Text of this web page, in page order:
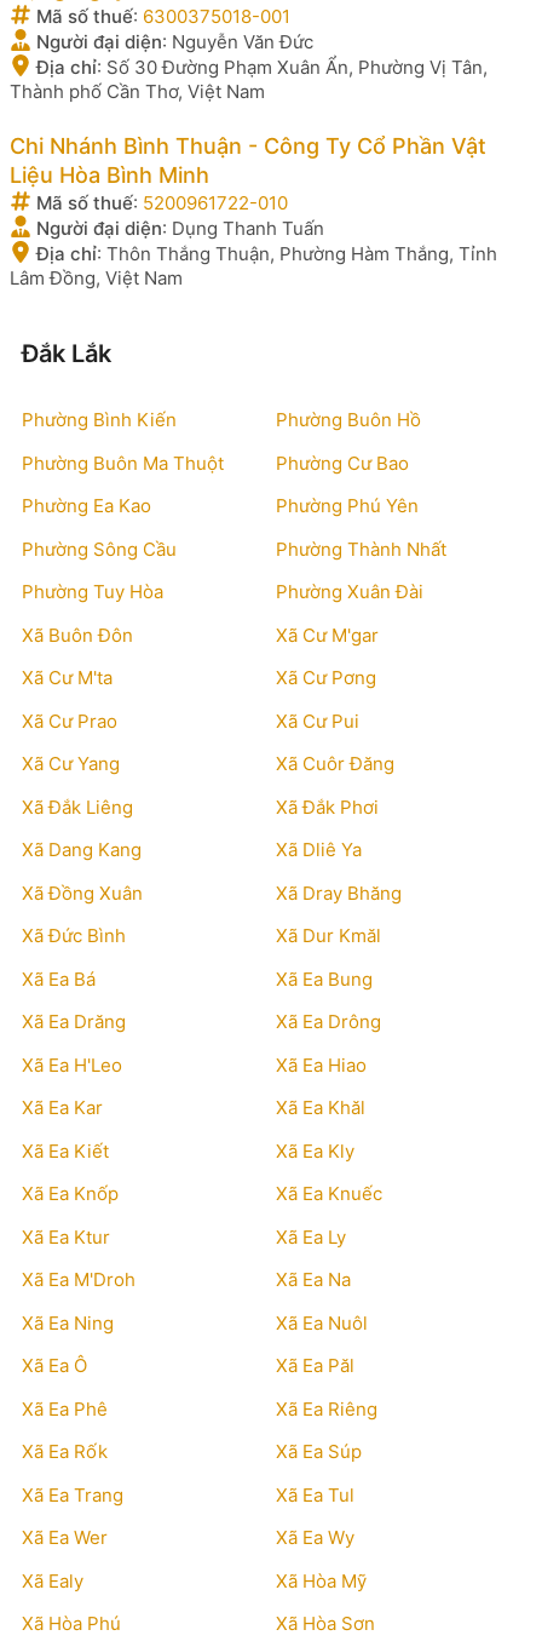
Mã số thuế: 6300375018-001
Người đại diện: Nguyễn Văn Đức
Địa chỉ: Số 30 Đường Phạm Xuân Ẩn, Phường Vị Tân,
Thành phố Cần Thơ, Việt Nam
Chi Nhánh Bình Thuận - Công Ty Cổ Phần Vật
Liệu Hòa Bình Minh
Mã số thuế: 5200961722-010
Người đại diện: Dụng Thanh Tuấn
Địa chỉ: Thôn Thắng Thuận, Phường Hàm Thắng, Tỉnh
Lâm Đồng, Việt Nam
Đắk Lắk
Phường Bình Kiến
Phường Buôn Hồ
Phường Buôn Ma Thuột
Phường Cư Bao
Phường Ea Kao
Phường Phú Yên
Phường Sông Cầu
Phường Thành Nhất
Phường Tuy Hòa
Phường Xuân Đài
Xã Buôn Đôn
Xã Cư M'gar
Xã Cư M'ta
Xã Cư Pơng
Xã Cư Prao
Xã Cư Pui
Xã Cư Yang
Xã Cuôr Đăng
Xã Đắk Liêng
Xã Đắk Phơi
Xã Dang Kang
Xã Dliê Ya
Xã Đồng Xuân
Xã Dray Bhăng
Xã Đức Bình
Xã Dur Kmăl
Xã Ea Bá
Xã Ea Bung
Xã Ea Drăng
Xã Ea Drông
Xã Ea H'Leo
Xã Ea Hiao
Xã Ea Kar
Xã Ea Khăl
Xã Ea Kiết
Xã Ea Kly
Xã Ea Knốp
Xã Ea Knuếc
Xã Ea Ktur
Xã Ea Ly
Xã Ea M'Droh
Xã Ea Na
Xã Ea Ning
Xã Ea Nuôl
Xã Ea Ô
Xã Ea Păl
Xã Ea Phê
Xã Ea Riêng
Xã Ea Rốk
Xã Ea Súp
Xã Ea Trang
Xã Ea Tul
Xã Ea Wer
Xã Ea Wy
Xã Ealy
Xã Hòa Mỹ
Xã Hòa Phú
Xã Hòa Sơn